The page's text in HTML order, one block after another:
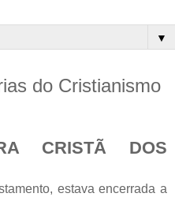
▼
do Cristianismo
CRISTÃ DOS
estava encerrada a